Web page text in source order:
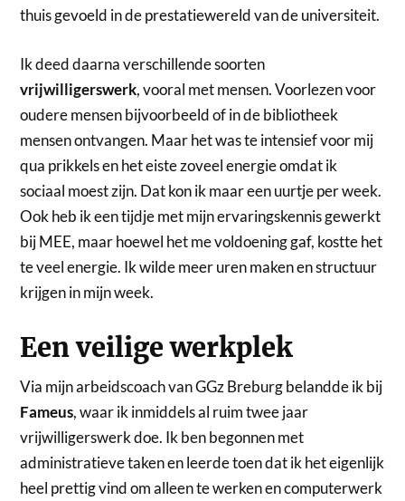
thuis gevoeld in de prestatiewereld van de universiteit.
Ik deed daarna verschillende soorten
vrijwilligerswerk, vooral met mensen. Voorlezen voor
oudere mensen bijvoorbeeld of in de bibliotheek
mensen ontvangen. Maar het was te intensief voor mij
qua prikkels en het eiste zoveel energie omdat ik
sociaal moest zijn. Dat kon ik maar een uurtje per week.
Ook heb ik een tijdje met mijn ervaringskennis gewerkt
bij MEE, maar hoewel het me voldoening gaf, kostte het
te veel energie. Ik wilde meer uren maken en structuur
krijgen in mijn week.
Een veilige werkplek
Via mijn arbeidscoach van GGz Breburg belandde ik bij
Fameus, waar ik inmiddels al ruim twee jaar
vrijwilligerswerk doe. Ik ben begonnen met
administratieve taken en leerde toen dat ik het eigenlijk
heel prettig vind om alleen te werken en computerwerk